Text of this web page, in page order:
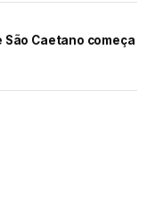
São Caetano começa